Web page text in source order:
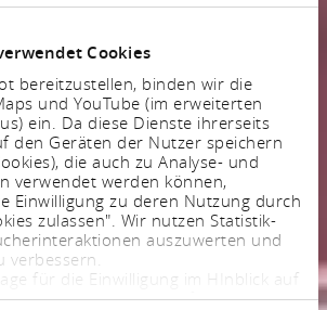
Cookies
bereitzustellen, binden wir die
und YouTube (im erweiterten
ein. Da diese Dienste ihrerseits
den Geräten der Nutzer speichern
die auch zu Analyse- und
verwendet werden können,
Einwilligung zu deren Nutzung durch
zulassen". Wir nutzen Statistik-
auszuwerten und
verbessern.
für die Einwilligung im HInblick auf
das Auslesen von Informationen